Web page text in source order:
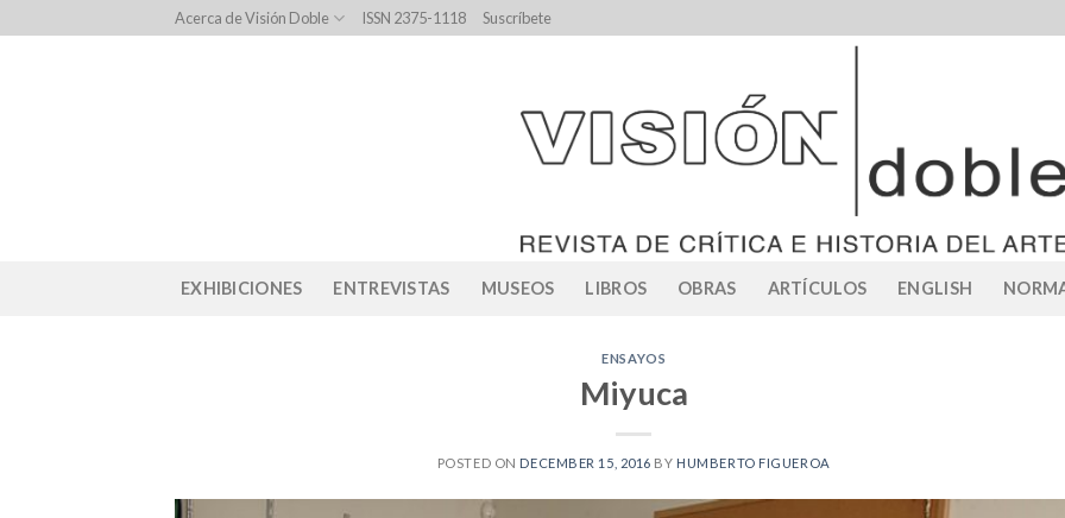
to
Acerca de Visión Doble ISSN 2375-1118 Suscríbete
EXHIBICIONES ENTREVISTAS MUSEOS LIBROS OBRAS ARTÍCULOS ENGLISH
ENSAYOS
Miyuca
POSTED ON DECEMBER 15, 2016 BY HUMBERTO FIGUEROA